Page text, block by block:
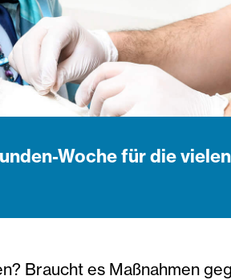
Woche für die
Braucht es Maßnahmen